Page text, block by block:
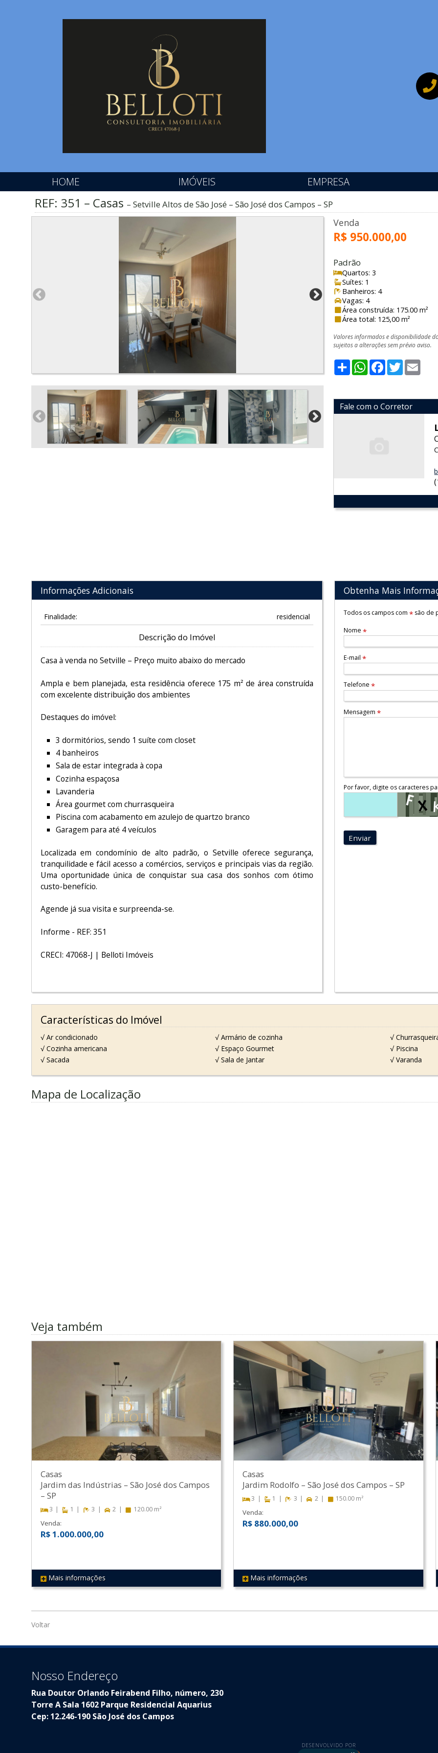
HOME IMÓVEIS EMPRESA
REF: 351 – Casas Setville Altos de São José – São José dos Campos – SP
Venda
R$ 950.000,00
Padrão
Quartos: 3
Suítes: 1
Banheiros: 4
Vagas: 4
Área construída: 175.00 m²
Área total: 125,00 m²
Valores informados e disponibilidade
sujeitos a alterações sem prévio aviso.
ShareWhatsApp
Facebook
Twitter
Fale com o Corretor
Informações Adicionais
Finalidade: residencial
Descrição do Imóvel
Casa à venda no Setville – Preço muito abaixo do mercado
Ampla e bem planejada, esta residência oferece 175 m² de área construída
com excelente distribuição dos ambientes
Destaques do imóvel:
3 dormitórios, sendo 1 suíte com closet
4 banheiros
Sala de estar integrada à copa
Cozinha espaçosa
Lavanderia
Área gourmet com churrasqueira
Piscina com acabamento em azulejo de quartzo branco
Garagem para até 4 veículos
Localizada em condomínio de alto padrão, o Setville oferece segurança,
tranquilidade e fácil acesso a comércios, serviços e principais vias da região.
Uma oportunidade única de conquistar sua casa dos sonhos com ótimo
custo-benefício.
Agende já sua visita e surpreenda-se.
Informe - REF: 351
CRECI: 47068-J | Belloti Imóveis
Obtenha Mais
Todos os campos com *são de
Nome *
E-mail *
Telefone *
Mensagem *
Por favor, digite os caracteres
Enviar
Características do Imóvel
√ Ar condicionado √ Armário de cozinha
√
√ Cozinha americana
√ Espaço Gourmet
√ Piscina
√ Sacada
√ Sala de Jantar √ Varanda
Mapa de Localização
Veja também
REF 190
Casas
Jardim das Indústrias – São José dos Campos
– SP
3 1 3 2 120.00 m²
Venda:
R$ 1.000.000,00
Mais informações REF 503
Casas
Jardim Rodolfo – São José dos Campos – SP
3 1 3 2 150.00 m²
Venda:
R$ 880.000,00
Mais informações
Voltar
Nosso Endereço
Rua Doutor Orlando Feirabend Filho, número, 230
Torre A Sala 1602 Parque Residencial Aquarius
Cep: 12.246-190 São José dos Campos
DESENVOLVIDO POR